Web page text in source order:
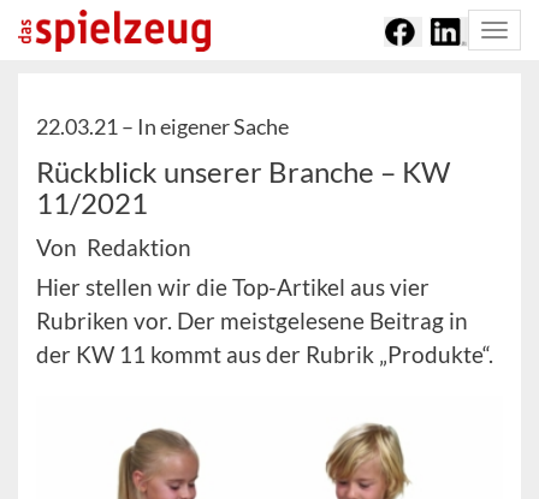
22.03.21 – In eigener Sache
Rückblick unserer Branche – KW
11/2021
Von Redaktion
Hier stellen wir die Top-Artikel aus vier
Rubriken vor. Der meistgelesene Beitrag in
der KW 11 kommt aus der Rubrik „Produkte“.